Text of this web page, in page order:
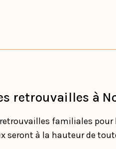
retrouvailles à
familiales pour
seront à la hauteur de